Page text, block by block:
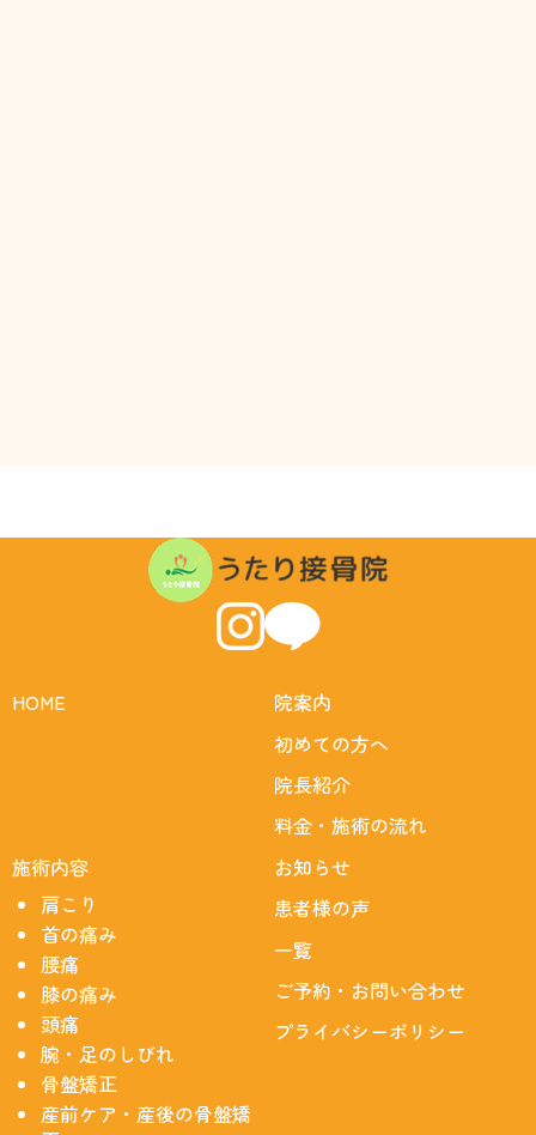
HOME
院案内
初めての方へ
院長紹介
料金・施術の流れ
施術内容
肩こり
首の痛み
腰痛
膝の痛み
頭痛
腕・足のしびれ
骨盤矯正
産前ケア・産後の骨盤矯
お知らせ
患者様の声
一覧
ご予約・お問い合わせ
プライバシーポリシー